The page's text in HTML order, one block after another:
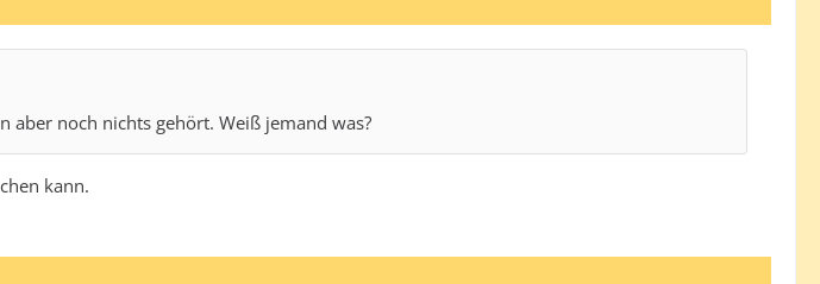
aber noch nichts gehört. Weiß jemand was?
kann.